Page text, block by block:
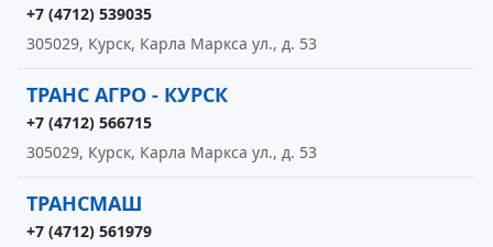
+7 (4712) 539035
305029, Курск, Карла Маркса ул., д. 53
ТРАНС АГРО - КУРСК
+7 (4712) 566715
305029, Курск, Карла Маркса ул., д. 53
ТРАНСМАШ
+7 (4712) 561979